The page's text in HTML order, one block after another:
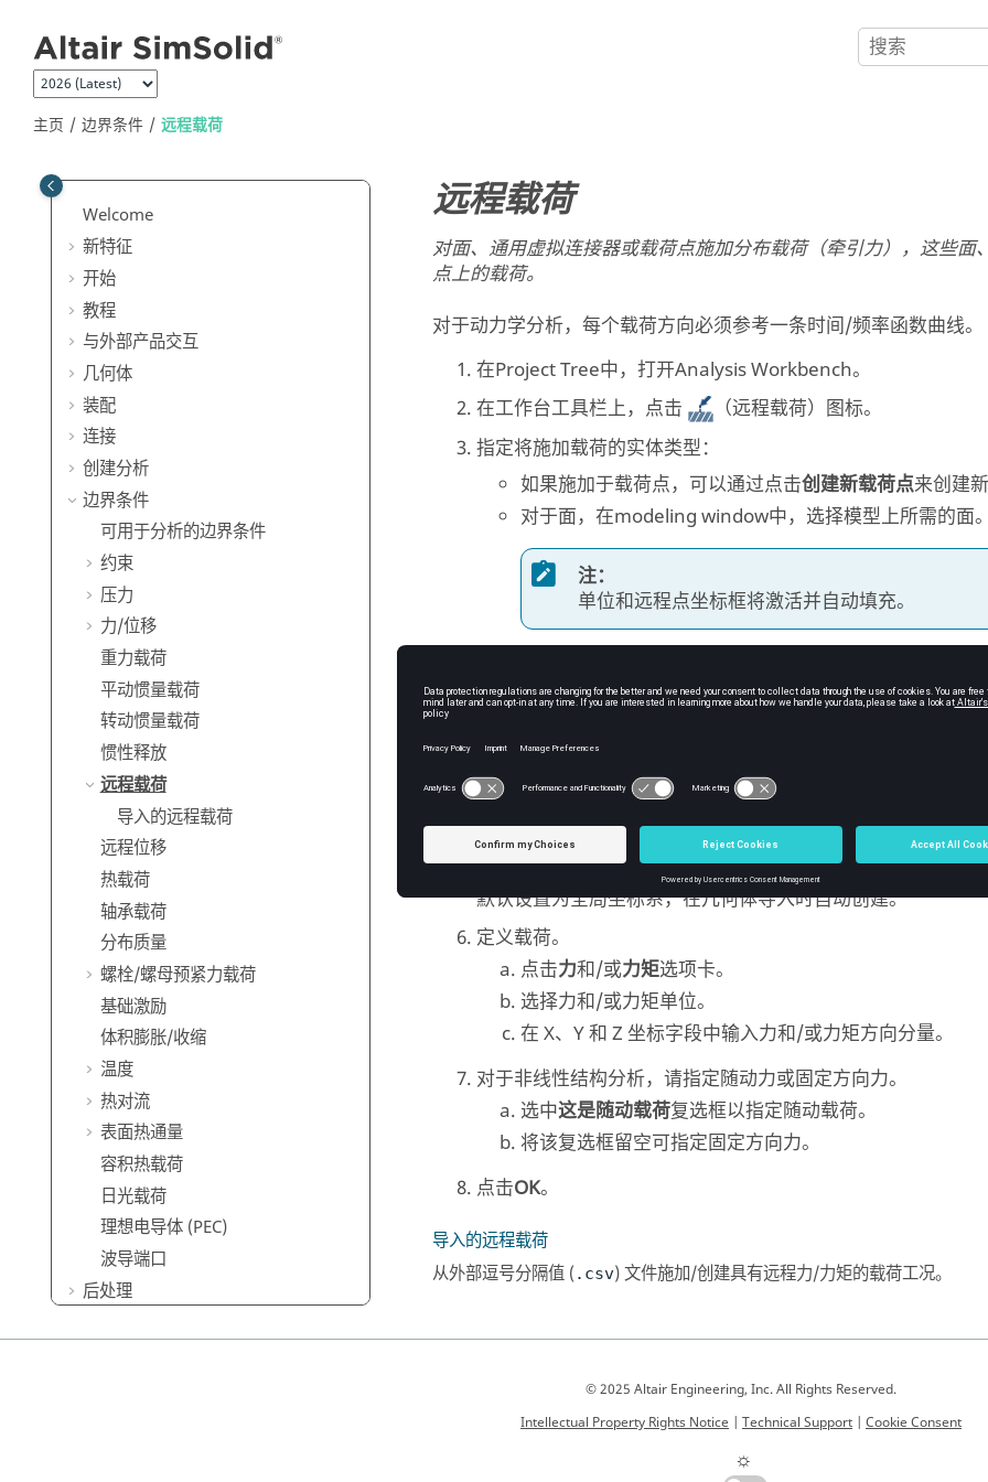
主页 边界条件 远程载荷
Welcome
新特征
开始
教程
与外部产品交互
几何体
装配
连接
创建分析
边界条件
可用于分析的边界条件
约束
压力
力/位移
重力载荷
平动惯量载荷
转动惯量载荷
惯性释放
远程载荷
导入的远程载荷
远程位移
热载荷
轴承载荷
分布质量
螺栓/螺母预紧力载荷
基础激励
体积膨胀/收缩
温度
热对流
表面热通量
容积热载荷
日光载荷
理想电导体 (PEC)
波导端口
后处理
远程载荷
对面、通用虚拟连接器或载荷点施加分布载荷（牵引力），这些
点上的载荷。
对于动力学分析，每个载荷方向必须参考一条时间/频率函数曲线。
在Project Tree中，打开Analysis Workbench。
在工作台工具栏上，点击
（远程载荷）图标。
指定将施加载荷的实体类型：
如果施加于载荷点，可以通过点击创建新载荷点来创建
对于面，在modeling window中，选择模型上所需的面。
注：
单位和远程点坐标框将激活并自动填充。
选择允许每个载荷一个通用虚拟连接器。
可选：如有必要，通过清除设置在重心复选框来编辑远程点 X
指定要施加载荷或位移的坐标系。
默认设置为全局坐标系，在几何体导入时自动创建。
定义载荷。
点击力和/或力矩选项卡。
选择力和/或力矩单位。
在 X、Y 和 Z 坐标字段中输入力和/或力矩方向分量。
对于非线性结构分析，请指定随动力或固定方向力。
选中这是随动载荷复选框以指定随动载荷。
将该复选框留空可指定固定方向力。
点击OK。
导入的远程载荷
从外部逗号分隔值 ( .csv) 文件施加/创建具有远程力/力矩的载荷工况。
© 2025 Altair Engineering, Inc. All Rights Reserved.
Intellectual Property Rights Notice
Technical Support Cookie Consent
☼